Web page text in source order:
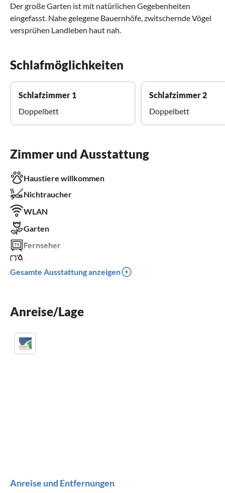
Der große Garten ist mit natürlichen Gegebenheiten
eingefasst. Nahe gelegene Bauernhöfe, zwitschernde Vögel
versprühen Landleben haut nah.
Schlafmöglichkeiten
Schlafzimmer 1
Doppelbett
Schlafzimmer 2
Doppelbett
Zimmer und Ausstattung
Haustiere willkommen
Nichtraucher
WLAN
Garten
Fernseher
Kinderbett
Gesamte Ausstattung anzeigen
Anreise/Lage
Anreise und Entfernungen